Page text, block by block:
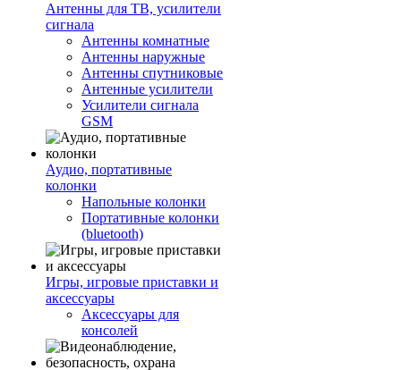
Антенны для ТВ, усилители
сигнала
Антенны комнатные
Антенны наружные
Антенны спутниковые
Антенные усилители
Усилители сигнала
GSM
Аудио, портативные
колонки
Напольные колонки
Портативные колонки
(bluetooth)
Игры, игровые приставки и
аксессуары
Аксессуары для
консолей